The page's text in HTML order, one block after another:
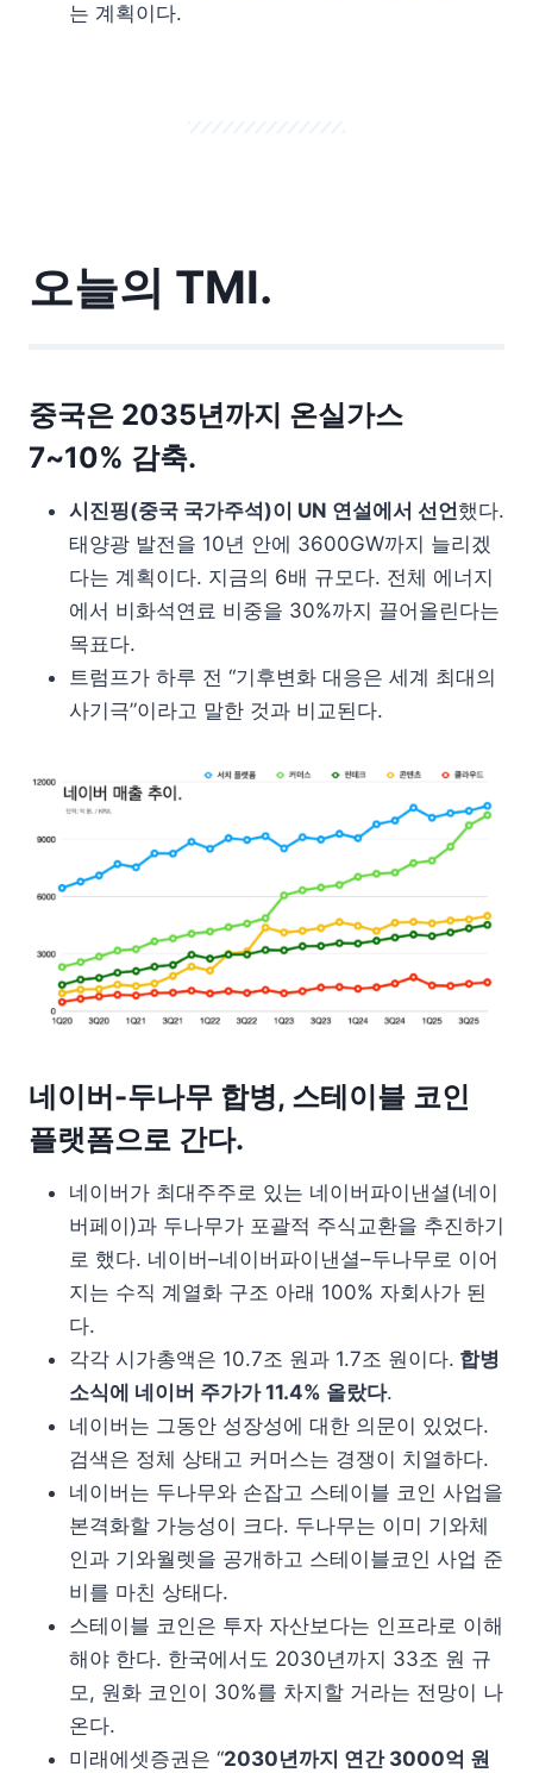
는 계획이다.
오늘의 TMI.
중국은 2035년까지 온실가스
7~10% 감축.
시진핑(중국 국가주석)이 UN 연설에서 선언했다.
태양광 발전을 10년 안에 3600GW까지 늘리겠
다는 계획이다. 지금의 6배 규모다. 전체 에너지
에서 비화석연료 비중을 30%까지 끌어올린다는
목표다.
트럼프가 하루 전 “기후변화 대응은 세계 최대의
사기극”이라고 말한 것과 비교된다.
네이버-두나무 합병, 스테이블 코인
플랫폼으로 간다.
네이버가 최대주주로 있는 네이버파이낸셜(네이
버페이)과 두나무가 포괄적 주식교환을 추진하기
로 했다. 네이버–네이버파이낸셜–두나무로 이어
지는 수직 계열화 구조 아래 100% 자회사가 된
다.
각각 시가총액은 10.7조 원과 1.7조 원이다. 합병
소식에 네이버 주가가 11.4% 올랐다.
네이버는 그동안 성장성에 대한 의문이 있었다.
검색은 정체 상태고 커머스는 경쟁이 치열하다.
네이버는 두나무와 손잡고 스테이블 코인 사업을
본격화할 가능성이 크다. 두나무는 이미 기와체
인과 기와월렛을 공개하고 스테이블코인 사업 준
비를 마친 상태다.
스테이블 코인은 투자 자산보다는 인프라로 이해
해야 한다. 한국에서도 2030년까지 33조 원 규
모, 원화 코인이 30%를 차지할 거라는 전망이 나
온다.
미래에셋증권은 “2030년까지 연간 3000억 원